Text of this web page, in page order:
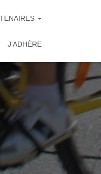
J’ADHÈRE